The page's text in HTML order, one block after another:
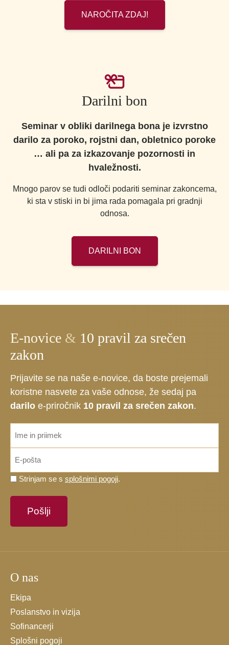
NAROČITA ZDAJ!
Darilni bon
Seminar v obliki darilnega bona je izvrstno
darilo za poroko, rojstni dan, obletnico poroke
… ali pa za izkazovanje pozornosti in
hvaležnosti.
Mnogo parov se tudi odloči podariti seminar zakoncema,
ki sta v stiski in bi jima rada pomagala pri gradnji
odnosa.
DARILNI BON
E-novice & 10 pravil za srečen
zakon
Prijavite se na naše e-novice, da boste prejemali
koristne nasvete za vaše odnose, že sedaj pa
darilo e-priročnik 10 pravil za srečen zakon.
Prosimo,
strinjate
*
Strinjam se s splošnimi pogoji.
O nas
Ekipa
Poslanstvo in vizija
Sofinancerji
Splošni pogoji